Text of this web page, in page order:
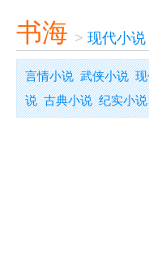
书海 > 现代小说
言情小说 武侠小说
说 古典小说 纪实小说